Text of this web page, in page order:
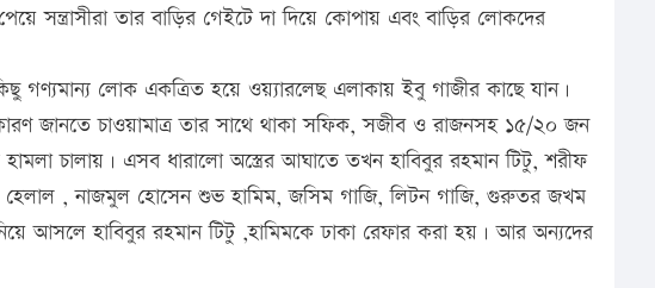
সন্ত্রাসীরা তার বাড়ির গেইটে দা দিয়ে কোপায় এবং বাড়ির লোকদের
গণ্যমান্য লোক একত্রিত হয়ে ওয়্যারলেছ এলাকায় ইবু গাজীর কাছে যান।
জানতে চাওয়ামাত্র তার সাথে থাকা সফিক, সজীব ও রাজনসহ ১৫/২০ জন
চালায়। এসব ধারালো অস্ত্রের আঘাতে তখন হাবিবুর রহমান টিটু, শরীফ
, নাজমুল হোসেন শুভ হামিম, জসিম গাজি, লিটন গাজি, গুরুতর জখম
আসলে হাবিবুর রহমান টিটু ,হামিমকে ঢাকা রেফার করা হয়। আর অন্যদের